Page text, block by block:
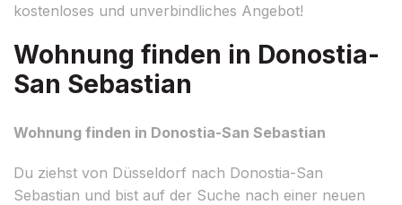
kostenloses und unverbindliches Angebot!
Wohnung finden in Donostia-
San Sebastian
Wohnung finden in Donostia-San Sebastian
Du ziehst von Düsseldorf nach Donostia-San
Sebastian und bist auf der Suche nach einer neuen